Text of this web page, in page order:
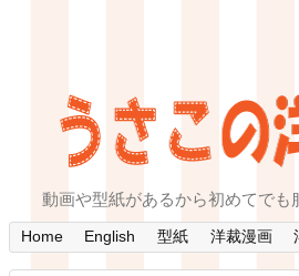
動画や型紙があるから初めてでも
Home English 型紙 洋裁漫画